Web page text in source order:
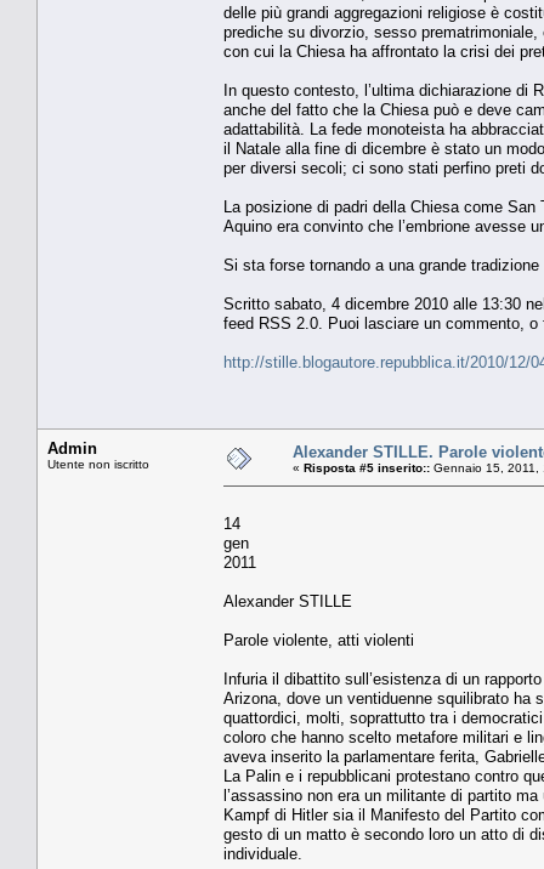
delle più grandi aggregazioni religiose è
prediche su divorzio, sesso
con cui la Chiesa ha affrontato la crisi dei
In questo contesto, l’ultima dichiarazione di
anche del fatto che la Chiesa può e deve
adattabilità. La fede monoteista ha
il Natale alla fine di dicembre è stato un
per diversi secoli; ci sono stati perfino preti
La posizione di padri della Chiesa come San
Aquino era convinto che l’embrione avesse
Si sta forse tornando a una grande
Scritto sabato, 4 dicembre 2010 alle 13:30
feed RSS 2.0. Puoi lasciare un commento,
http://stille.blogautore.repubblica.it/2010/12/
Admin
Utente non iscritto
Alexander STILLE. Parole
« Risposta #5 inserito:: Gennaio 15, 2011,
14
gen
2011
Alexander STILLE
Parole violente, atti violenti
Infuria il dibattito sull’esistenza di un
Arizona, dove un ventiduenne squilibrato ha
quattordici, molti, soprattutto tra i
coloro che hanno scelto metafore militari e
aveva inserito la parlamentare ferita,
La Palin e i repubblicani protestano contro
l’assassino non era un militante di partito
Kampf di Hitler sia il Manifesto del Partito
gesto di un matto è secondo loro un atto di
individuale.